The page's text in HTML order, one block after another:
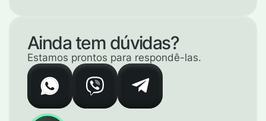
Ainda tem dúvidas?
Estamos prontos para respondê-las.